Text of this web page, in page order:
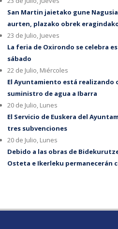
San Martin jaietako gune
aurten, plazako obrek
23 de Julio, Jueves
La feria de Oxirondo se celebra
sábado
22 de Julio, Miércoles
El Ayuntamiento está realizando
suministro de agua a Ibarra
20 de Julio, Lunes
El Servicio de Euskera del
tres subvenciones
20 de Julio, Lunes
Debido a las obras de
Osteta e Ikerleku permanecerán